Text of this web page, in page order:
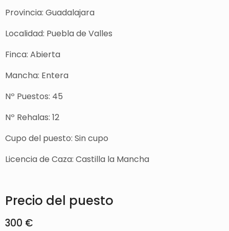
Provincia: Guadalajara
Localidad: Puebla de Valles
Finca: Abierta
Mancha: Entera
Nº Puestos: 45
Nº Rehalas: 12
Cupo del puesto: Sin cupo
Licencia de Caza: Castilla la Mancha
Precio del puesto
300 €